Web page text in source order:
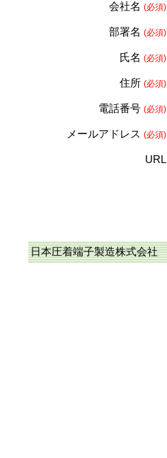
会社名 (必須)
部署名 (必須)
氏名 (必須)
住所 (必須)
電話番号 (必須)
メールアドレス (必須)
URL
日本圧着端子製造株式会社